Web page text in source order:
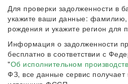
Для проверки задолженности в
укажите ваши данные: фамилию,
рождения и укажите регион для
Информация о задолженности
бесплатно в соответствии с
"Об исполнительном
ФЗ, все данные сервис